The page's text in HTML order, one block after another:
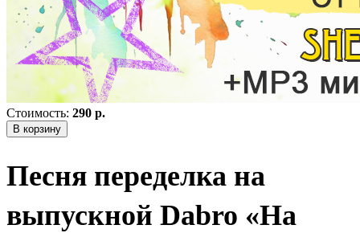
Стоимость: 290 р.
В корзину
Песня переделка на
выпускной Dabro «На